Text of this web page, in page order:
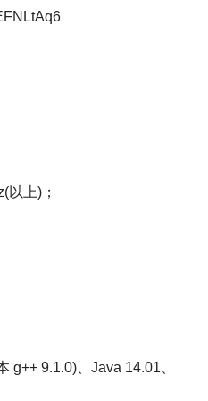
以上)；
g++ 9.1.0)、Java 14.01、